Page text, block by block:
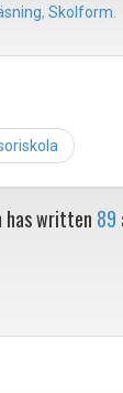
, Skolform
has written 89